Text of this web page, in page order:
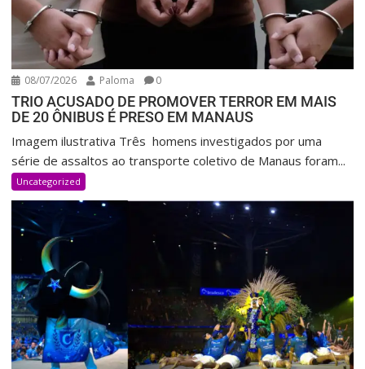
08/07/2026 Paloma 0
TRIO ACUSADO DE PROMOVER TERROR EM MAIS
DE 20 ÔNIBUS É PRESO EM MANAUS
Imagem ilustrativa Três homens investigados por uma
série de assaltos ao transporte coletivo de Manaus foram...
Uncategorized